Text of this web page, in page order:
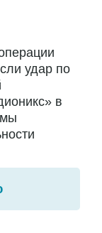
удар по
в